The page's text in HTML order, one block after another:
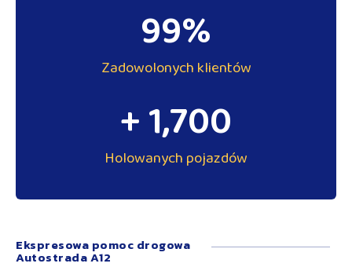
99%
Zadowolonych klientów
+ 1,700
Holowanych pojazdów
Ekspresowa pomoc drogowa
Autostrada A12